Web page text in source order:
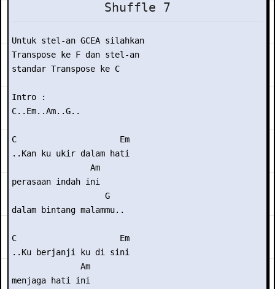
Shuffle 7
Untuk stel-an GCEA silahkan
Transpose ke F dan stel-an
standar Transpose ke C
Intro :
C..Em..Am..G..
C                     Em
..Kan ku ukir dalam hati
                Am
perasaan indah ini
                   G
dalam bintang malammu..
C                     Em
..Ku berjanji ku di sini
              Am
menjaga hati ini